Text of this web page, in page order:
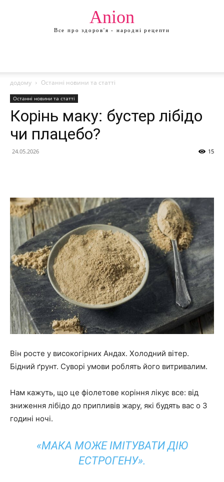
Anion
Все про здоров'я - народні рецепти
додому Останні новини та статті
Останні новини та статті
Корінь маку: бустер лібідо
чи плацебо?
24.05.2026 15
Він росте у високогірних Андах. Холодний вітер.
Бідний ґрунт. Суворі умови роблять його витривалим.
Нам кажуть, що це фіолетове коріння лікує все: від
зниження лібідо до припливів жару, які будять вас о 3
годині ночі.
«МАКА МОЖЕ ІМІТУВАТИ ДІЮ
ЕСТРОГЕНУ».